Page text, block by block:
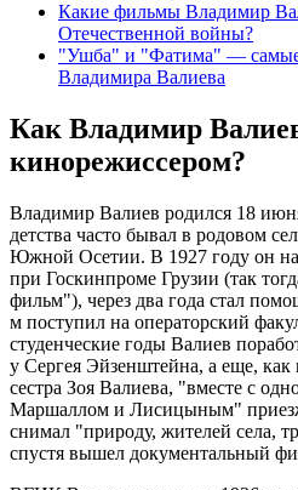
Какие фильмы Владимир
Отечественной войны?
"Ушба" и "Фатима" —
Владимира Валиева
Как Владимир
кинорежиссером?
Владимир Валиев родился 18
детства часто бывал в родовом
Южной Осетии. В 1927 году он
при Госкинпроме Грузии (так
фильм"), через два года стал
м поступил на операторский
студенческие годы Валиев
у Сергея Эйзенштейна, а еще,
сестра Зоя Валиева, "вместе с
Маршаллом и Лисицыным"
снимал "природу, жителей села,
спустя вышел документальный